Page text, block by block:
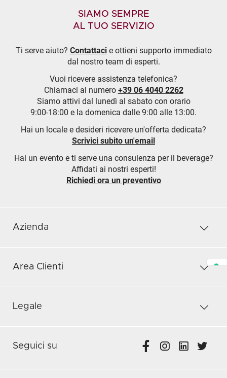
SIAMO SEMPRE
AL TUO SERVIZIO
Ti serve aiuto? Contattacie ottieni supporto immediato
dal nostro team di esperti.
Vuoi ricevere assistenza telefonica?
Chiamaci al numero +39 06 4040 2262
Siamo attivi dal lunedì al sabato con orario
9:00-18:00 e la domenica dalle 9:00 alle 13:00.
Hai un locale e desideri ricevere un'offerta dedicata?
Scrivici subito un'email
Hai un evento e ti serve una consulenza per il beverage?
Affidati ai nostri esperti!
Richiedi ora un preventivo
Azienda
Area Clienti
Legale
Seguici su